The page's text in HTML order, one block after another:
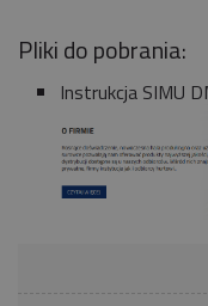
Pliki do pobrania:
Instrukcja SIMU